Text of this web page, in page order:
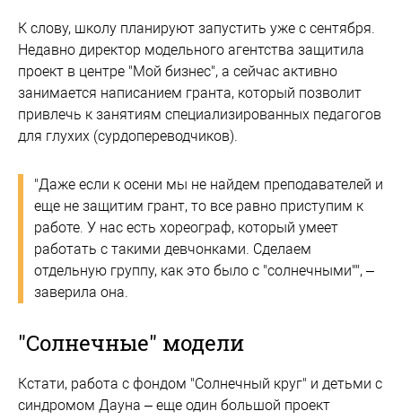
К слову, школу планируют запустить уже с сентября.
Недавно директор модельного агентства защитила
проект в центре "Мой бизнес", а сейчас активно
занимается написанием гранта, который позволит
привлечь к занятиям специализированных педагогов
для глухих (сурдопереводчиков).
"Даже если к осени мы не найдем преподавателей и
еще не защитим грант, то все равно приступим к
работе. У нас есть хореограф, который умеет
работать с такими девчонками. Сделаем
отдельную группу, как это было с "солнечными"", –
заверила она.
"Солнечные" модели
Кстати, работа с фондом "Солнечный круг" и детьми с
синдромом Дауна – еще один большой проект